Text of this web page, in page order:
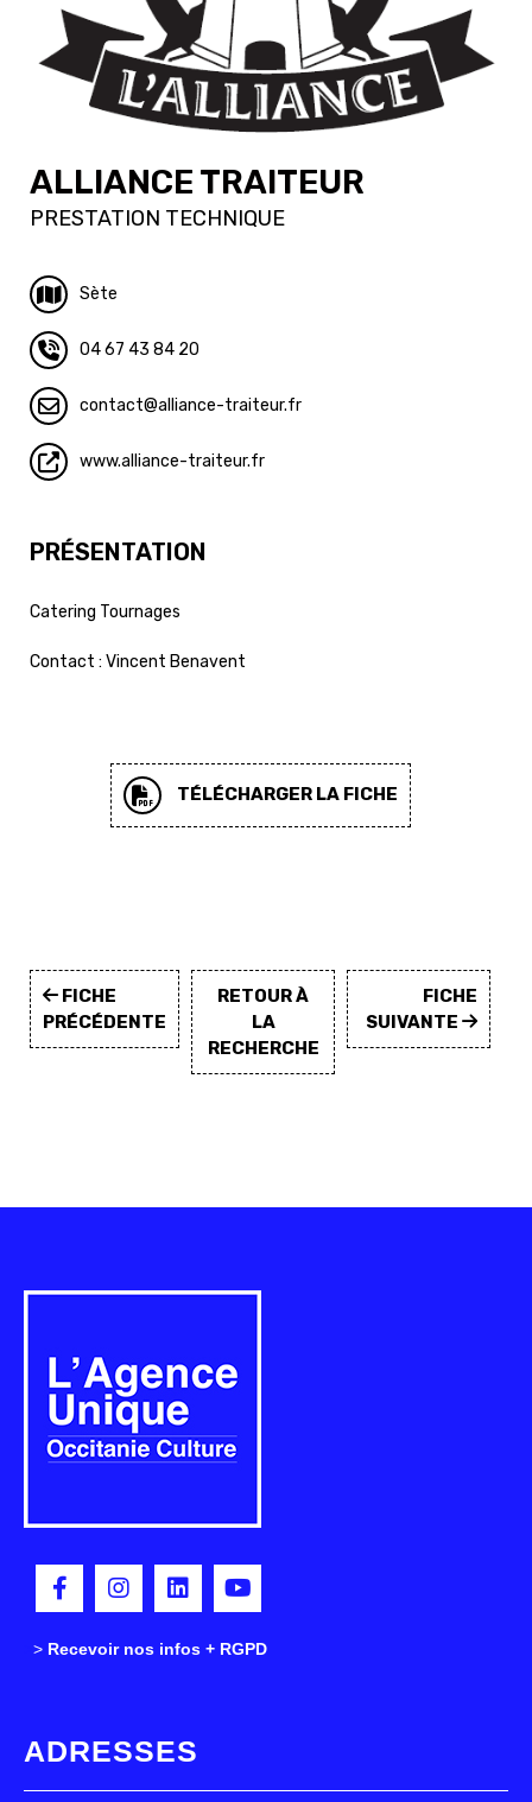
ALLIANCE TRAITEUR
PRESTATION TECHNIQUE
Sète
04 67 43 84 20
contact alliance-traiteur.fr
www.alliance-traiteur.fr
PRÉSENTATION
Catering Tournages
Contact : Vincent Benavent
TÉLÉCHARGER LA FICHE
FICHE
PRÉCÉDENTE
RETOUR À
LA
RECHERCHE
FICHE
SUIVANTE
> Recevoir nos infos + RGPD
ADRESSES